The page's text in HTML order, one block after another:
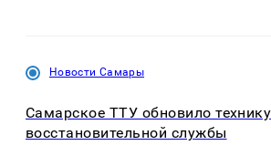
Новости Самары
Самарское ТТУ обновило
восстановительной службы